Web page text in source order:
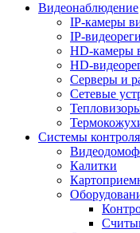
Видеонаблюдение
IP-камеры
IP-
HD-камеры
HD-
Серверы и
Сетевые
Системы
Калитки